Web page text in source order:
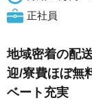
正社員
地域密着の配
迎/寮費ほぼ無
ベート充実